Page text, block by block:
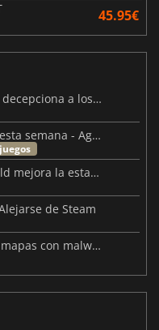
45.95€
El precio filtrado de Steam Frame decepciona a los usuarios
Lanzamientos de videojuegos de esta semana - Agosto de 2026 (semana 32)
La última actualización de Palworld mejora la estabilidad
de Steam
Meccha Chameleon afectado por mapas con malware y Discord